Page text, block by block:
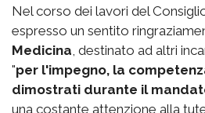
Nel corso dei lavori del
espresso un sentito
Medicina, destinato ad altri
"per l'impegno, la
dimostrati durante il
una costante attenzione alla